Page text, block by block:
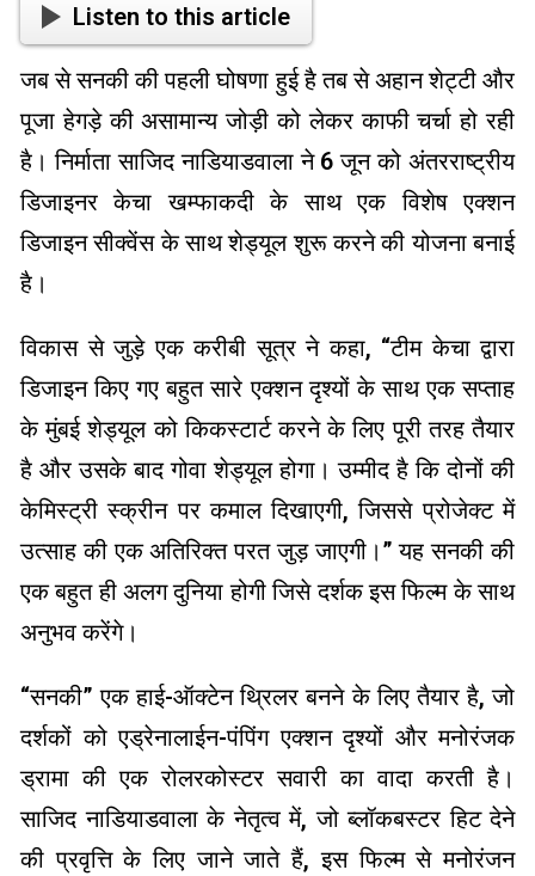
Listen to this article
जब से सनकी की पहली घोषणा हुई है तब से अहान शेट्टी और
पूजा हेगड़े की असामान्य जोड़ी को लेकर काफी चर्चा हो रही
है। निर्माता साजिद नाडियाडवाला ने 6 जून को अंतरराष्ट्रीय
डिजाइनर केचा खम्फाकदी के साथ एक विशेष एक्शन
डिजाइन सीक्वेंस के साथ शेड्यूल शुरू करने की योजना बनाई
है।
विकास से जुड़े एक करीबी सूत्र ने कहा, “टीम केचा द्वारा
डिजाइन किए गए बहुत सारे एक्शन दृश्यों के साथ एक सप्ताह
के मुंबई शेड्यूल को किकस्टार्ट करने के लिए पूरी तरह तैयार
है और उसके बाद गोवा शेड्यूल होगा। उम्मीद है कि दोनों की
केमिस्ट्री स्क्रीन पर कमाल दिखाएगी, जिससे प्रोजेक्ट में
उत्साह की एक अतिरिक्त परत जुड़ जाएगी।” यह सनकी की
एक बहुत ही अलग दुनिया होगी जिसे दर्शक इस फिल्म के साथ
अनुभव करेंगे।
“सनकी” एक हाई-ऑक्टेन थ्रिलर बनने के लिए तैयार है, जो
दर्शकों को एड्रेनालाईन-पंपिंग एक्शन दृश्यों और मनोरंजक
ड्रामा की एक रोलरकोस्टर सवारी का वादा करती है।
साजिद नाडियाडवाला के नेतृत्व में, जो ब्लॉकबस्टर हिट देने
की प्रवृत्ति के लिए जाने जाते हैं, इस फिल्म से मनोरंजन